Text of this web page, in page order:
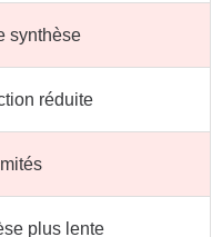
synthèse
réduite
plus lente